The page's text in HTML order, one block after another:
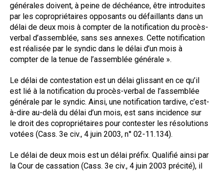
générales doivent, à peine de déchéance, être introduites
par les copropriétaires opposants ou défaillants dans un
délai de deux mois à compter de la notification du procès-
verbal d’assemblée, sans ses annexes. Cette notification
est réalisée par le syndic dans le délai d’un mois à
compter de la tenue de l’assemblée générale ».
Le délai de contestation est un délai glissant en ce qu’il
est lié à la notification du procès-verbal de l’assemblée
générale par le syndic. Ainsi, une notification tardive, c’est-
à-dire au-delà du délai d’un mois, est sans incidence sur
le droit des copropriétaires pour contester les résolutions
votées (Cass. 3e civ., 4 juin 2003, n° 02-11.134).
Le délai de deux mois est un délai préfix. Qualifié ainsi par
la Cour de cassation (Cass. 3e civ., 4 juin 2003 précité), il